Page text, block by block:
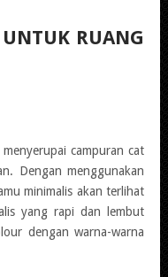
RUANG
campuran cat
Dengan menggunakan
minimalis akan terlihat
yang rapi dan lembut
dengan warna-warna